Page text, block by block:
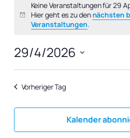
für
April,
2026
Hinweis
Keine Veranstaltungen für 29
Hier geht es zu den nächsten
Veranstaltungen.
29/4/2026
Datum
Vorheriger Tag
Kalender